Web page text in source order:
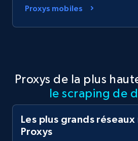
Proxys mobiles
Proxys de la plus
le scraping de
Les plus grands
Proxys